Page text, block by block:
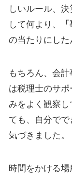
しいルール、
して何より、
の当たりにした
もちろん、会
は税理士のサ
みをよく観察し
ても、自分で
気づきました。
時間をかける場